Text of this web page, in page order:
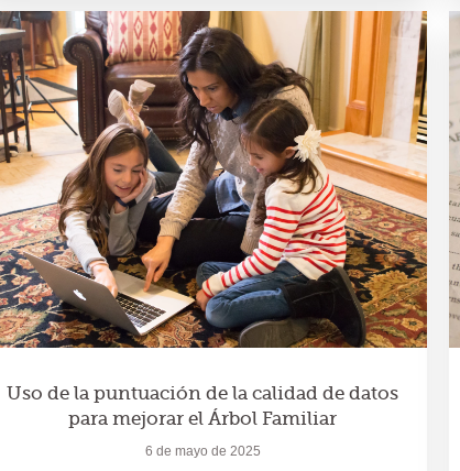
Uso de la puntuación de la calidad de datos
para mejorar el Árbol Familiar
6 de mayo de 2025